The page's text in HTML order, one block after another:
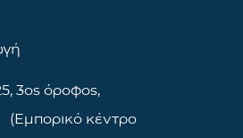
3ος όροφος,
κέντρο